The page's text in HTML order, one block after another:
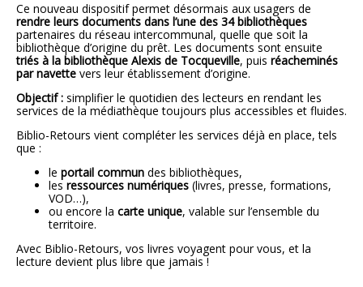
Ce nouveau dispositif permet désormais aux usagers de
rendre leurs documents dans l’une des 34 bibliothèques
partenaires du réseau intercommunal, quelle que soit la
bibliothèque d’origine du prêt. Les documents sont ensuite
triés à la bibliothèque Alexis de Tocqueville, puis réacheminés
par navette vers leur établissement d’origine.
Objectif : simplifier le quotidien des lecteurs en rendant les
services de la médiathèque toujours plus accessibles et fluides.
Biblio-Retours vient compléter les services déjà en place, tels
que :
le portail commun des bibliothèques,
les ressources numériques (livres, presse, formations,
VOD…),
ou encore la carte unique, valable sur l’ensemble du
territoire.
Avec Biblio-Retours, vos livres voyagent pour vous, et la
lecture devient plus libre que jamais !